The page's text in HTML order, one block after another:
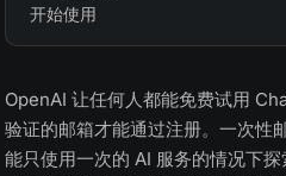
开始使用
OpenAI 让任何人都能免费试用
验证的邮箱才能通过注册。一次性
能只使用一次的 AI 服务的情况下